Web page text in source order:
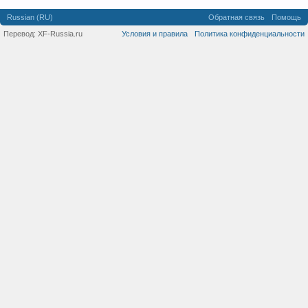
Russian (RU) Обратная связь
Помощь
Условия и правила
Политика конфиденциальности
Перевод: XF-Russia.ru